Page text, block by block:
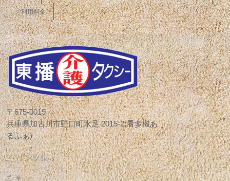
ご利用料金
〒675-0019
兵庫県加古川市野口町水足 2015-2(看多機あ
るふぁ)
リンク集
♥